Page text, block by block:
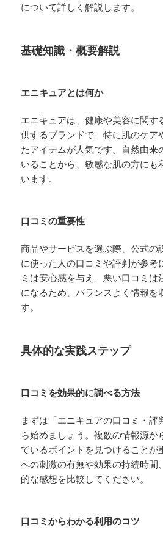
について詳しく解説します。
基礎知識・概要解説
エニキュアとは何か
エニキュアは、健康や美容に関す
供するブランドで、特に肌のケア
たアイテムが人気です。自然由来
いることから、敏感な肌の方にも
います。
口コミの重要性
商品やサービスを選ぶ際、公式の
に使った人の口コミや評判が参考
ミは安心感を与え、悪い口コミは
になるため、バランスよく情報を
す。
具体的な実践ステップ
口コミを効果的に調べる方法
まずは「エニキュアの口コミ・評
ら始めましょう。複数の情報源か
ているポイントを見つけることが
への刺激の有無や効果の持続時間
的な感想を比較してください。
口コミからわかる利用のコツ